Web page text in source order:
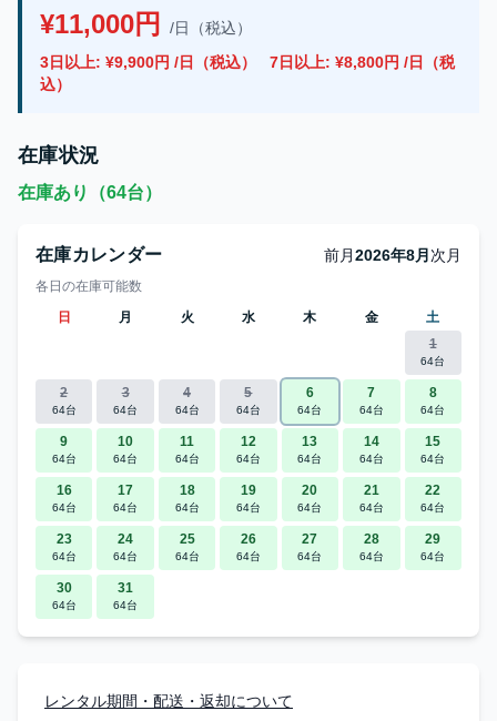
¥11,000円
/日（税込）
3日以上: ¥9,900円 /日（税込）
7日以上: ¥8,800円 /日（税
込）
在庫状況
在庫あり（64台）
在庫カレンダー 前月2026年8月 次月
各日の在庫可能数
日
月 火 水 木 金
土
1
64台
2
64台
3
64台
4
64台
5
64台
6
64台
7
64台
8
64台
9
64台
10
64台
11
64台
12
64台
13
64台
14
64台
15
64台
16
64台
17
64台
18
64台
19
64台
20
64台
21
64台
22
64台
23
64台
24
64台
25
64台
26
64台
27
64台
28
64台
29
64台
30
64台
31
64台
レンタル期間・配送・返却について